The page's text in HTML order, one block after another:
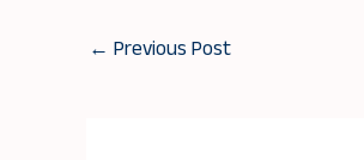
← Previous Post